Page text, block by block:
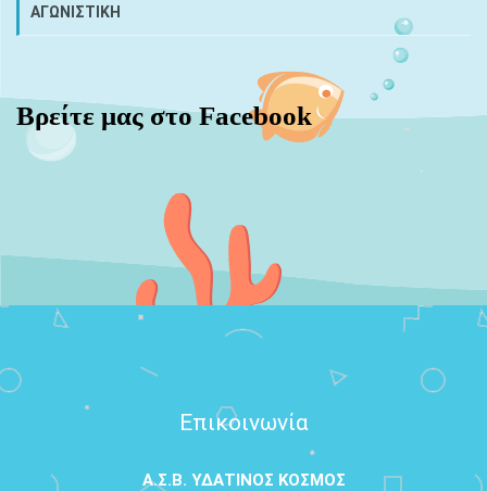
ΑΓΩΝΙΣΤΙΚΗ
Βρείτε μας στο Facebook
Επικοινωνία
Α.Σ.Β. ΥΔΑΤΙΝΟΣ ΚΟΣΜΟΣ